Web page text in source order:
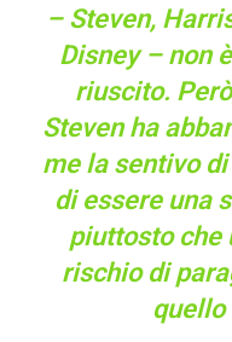
– Steven,
Disney – non
riuscito.
Steven ha
me la sentivo
di essere una
piuttosto che
rischio di
quello